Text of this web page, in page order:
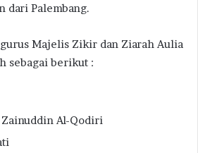
dari Palembang.
Majelis Zikir dan Ziarah Aulia
sebagai berikut :
Al-Qodiri